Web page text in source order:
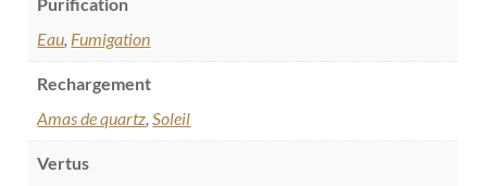
Eau, Fumigation
Rechargement
Amas de quartz,Soleil
Vertus